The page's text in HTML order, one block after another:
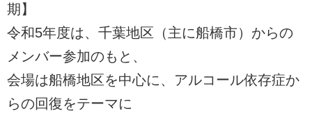
期】
令和5年度は、千葉地区（主に船橋市）からの
メンバー参加のもと、
会場は船橋地区を中心に、アルコール依存症か
らの回復をテーマに